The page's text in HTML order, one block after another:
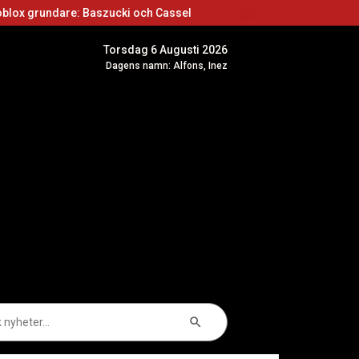
och Cassel
Torsdag 6 Augusti 2026
Dagens namn: Alfons, Inez
Sökknapp